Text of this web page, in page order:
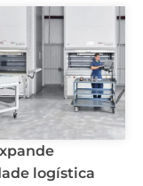
logística